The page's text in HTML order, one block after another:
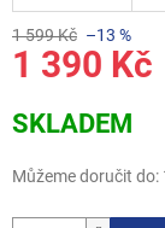
1 599 Kč –13 %
1 390 Kč
cena:
SKLADEM
Můžeme doručit do: